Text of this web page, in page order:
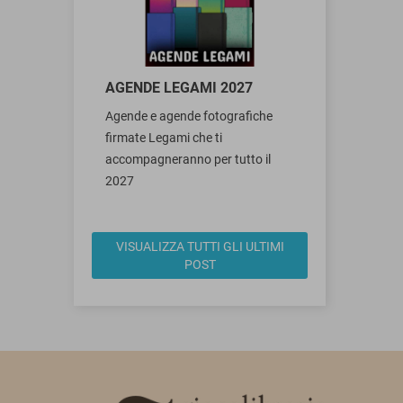
AGENDE LEGAMI 2027
Agende e agende fotografiche
firmate Legami che ti
accompagneranno per tutto il
2027
VISUALIZZA TUTTI GLI ULTIMI
POST